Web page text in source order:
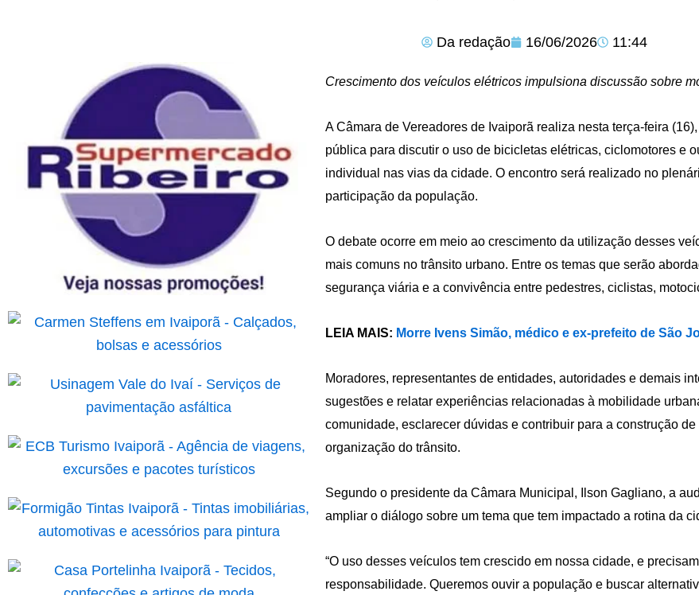
Da redação 16/06/2026 11:44
Crescimento dos veículos elétricos impulsiona discussão sobre
A Câmara de Vereadores de Ivaiporã realiza nesta terça-feira
pública para discutir o uso de bicicletas elétricas, ciclomotores e
individual nas vias da cidade. O encontro será realizado no
participação da população.
O debate ocorre em meio ao crescimento da utilização desses
mais comuns no trânsito urbano. Entre os temas que serão
segurança viária e a convivência entre pedestres, ciclistas,
LEIA MAIS: Morre Ivens Simão, médico e ex-prefeito de São
Moradores, representantes de entidades, autoridades e demais
sugestões e relatar experiências relacionadas à mobilidade
comunidade, esclarecer dúvidas e contribuir para a construção
organização do trânsito.
Segundo o presidente da Câmara Municipal, Ilson Gagliano, a
ampliar o diálogo sobre um tema que tem impactado a rotina da
“O uso desses veículos tem crescido em nossa cidade, e
responsabilidade. Queremos ouvir a população e buscar